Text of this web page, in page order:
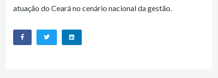
atuação do Ceará no cenário nacional da gestão.